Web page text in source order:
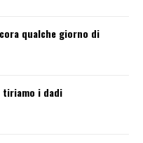
qualche giorno di
tiriamo i dadi